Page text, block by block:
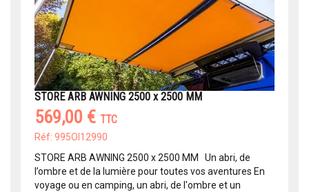
STORE ARB AWNING 2500 x 2500 MM
569,00 € TTC
Réf: 995OI12990
STORE ARB AWNING 2500 x 2500 MM Un abri, de
l’ombre et de la lumière pour toutes vos aventures En
voyage ou en camping, un abri, de l'ombre et un